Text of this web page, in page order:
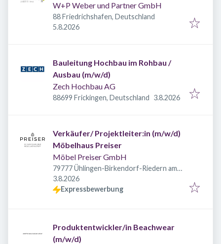
W+P Weber und Partner GmbH
88 Friedrichshafen, Deutschland
Veröffentlicht
5.8.2026
Bauleitung Hochbau im Rohbau /
Ausbau (m/w/d)
Zech Hochbau AG
88699 Frickingen, Deutschland Veröffentlicht
3.8.2026
Verkäufer/ Projektleiter:in (m/w/d)
Möbelhaus Preiser
Möbel Preiser GmbH
79777 Ühlingen-Birkendorf-Riedern am
Wald, Deutschland
Veröffentlicht
3.8.2026
Expressbewerbung
Produktentwickler/in Beachwear
(m/w/d)